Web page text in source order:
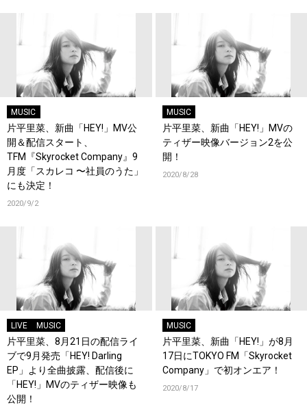
MUSIC
片平里菜、新曲「HEY!」MV公
開＆配信スタート、
TFM『Skyrocket Company』9
月度「スカレコ 〜社員のうた」
にも決定！
2020/9/2
MUSIC
片平里菜、新曲「HEY!」MVの
ティザー映像バージョン2を公
開！
2020/8/28
LIVE MUSIC
片平里菜、8月21日の配信ライ
ブで9月発売「HEY! Darling
EP」より全曲披露、配信後に
「HEY!」MVのティザー映像も
公開！
MUSIC
片平里菜、新曲「HEY!」が8月
17日にTOKYO FM「Skyrocket
Company」で初オンエア！
2020/8/17